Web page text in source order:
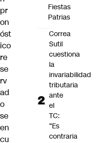
pr
on
óst
ico
re
se
rv
ad
o
se
en
cu
Fiestas
Patrias
Correa
Sutil
cuestiona
la
invariabilidad
tributaria
ante
el
TC:
“Es
contraria